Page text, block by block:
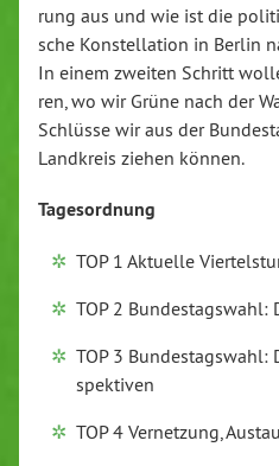
rung aus und wie ist die
sche Kon­stel­la­ti­on in Berlin
In einem zweiten Schritt
ren, wo wir Grüne nach der
Schlüsse wir aus der
Landkreis ziehen können.
Ta­ges­ord­nung
TOP 1 Aktuelle
TOP 2 Bun­des­tags­wahl:
TOP 3
spek­ti­ven
TOP 4 Ver­net­zung,